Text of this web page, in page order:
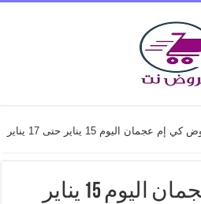
عروض كي إم عجمان اليوم 15 يناير حتى 17 يناير
عروض كي إم عجمان اليوم 15 يناير